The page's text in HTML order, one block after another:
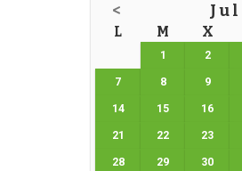
< Jul
L M X
1 2
7 8 9
14 15 16
21 22 23
28 29 30